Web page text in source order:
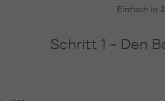
Einfach in
Schritt 1 - Den